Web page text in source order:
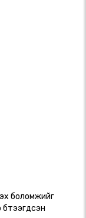
боломжийг